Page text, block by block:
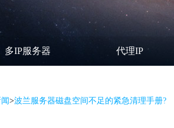
多IP服务器 代理IP
>波兰服务器磁盘空间不足的紧急清理手册?